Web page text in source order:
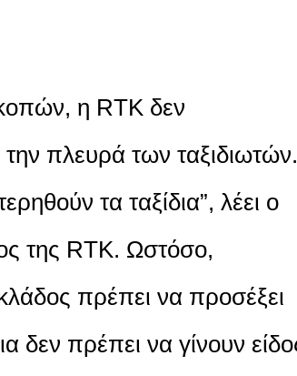
η RTK δεν
πλευρά των ταξιδιωτών.
τα ταξίδια”, λέει ο
της RTK. Ωστόσο,
πρέπει να προσέξει
δεν πρέπει να γίνουν